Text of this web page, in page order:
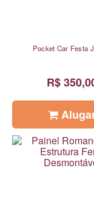
Pocket Car Festa
R$